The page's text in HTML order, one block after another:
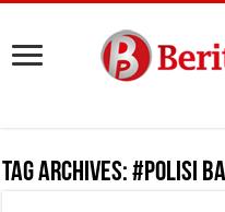
Tag Archives:#Polisi